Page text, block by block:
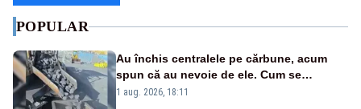
POPULAR
Au închis centralele pe cărbune, acum
spun că au nevoie de ele. Cum se
pasează vina în plină criză energetică
1 aug. 2026, 18:11